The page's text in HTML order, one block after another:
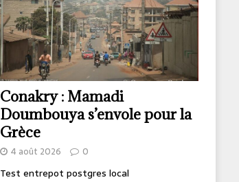
Conakry : Mamadi
Doumbouya s’envole pour la
Grèce
4 août 2026 0
Test entrepot postgres local